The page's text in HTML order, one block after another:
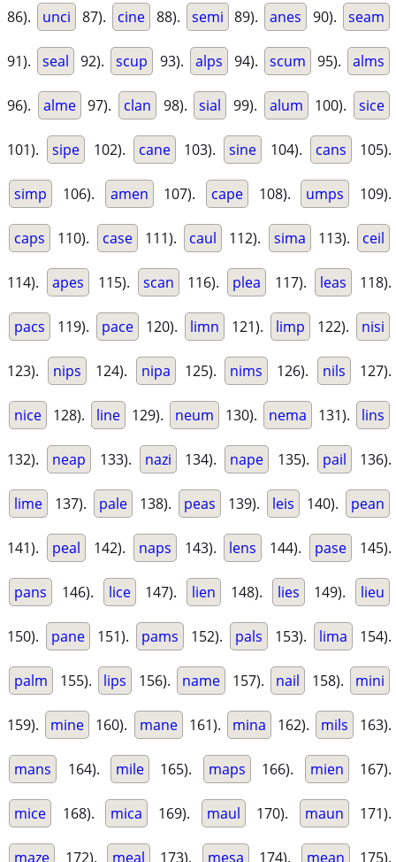
86). unci 87). cine 88). semi 89). anes 90). seam
91). seal 92). scup 93). alps 94). scum 95). alms
96). alme 97). clan 98). sial 99). alum 100). sice
101). sipe 102). cane 103). sine 104). cans 105).
simp 106). amen 107). cape 108). umps 109).
caps 110). case 111). caul 112). sima 113). ceil
114). apes 115). scan 116). plea 117). leas 118).
pacs 119). pace 120). limn 121). limp 122). nisi
123). nips 124). nipa 125). nims 126). nils 127).
nice 128). line 129). neum 130). nema 131). lins
132). neap 133). nazi 134). nape 135). pail 136).
lime 137). pale 138). peas 139). leis 140). pean
141). peal 142). naps 143). lens 144). pase 145).
pans 146). lice 147). lien 148). lies 149). lieu
150). pane 151). pams 152). pals 153). lima 154).
palm 155). lips 156). name 157). nail 158). mini
159). mine 160). mane 161). mina 162). mils 163).
mans 164). mile 165). maps 166). mien 167).
mice 168). mica 169). maul 170). maun 171).
maze 172). meal 173). mesa 174). mean 175).